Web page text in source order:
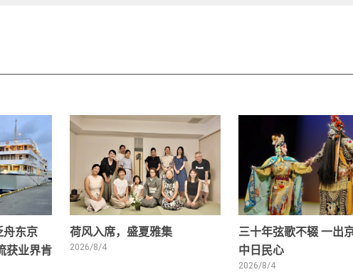
舟东京
获业界肯
荷风入席，盛夏雅集
2026/8/4
三十年弦歌不辍 一出
中日民心
2026/8/4